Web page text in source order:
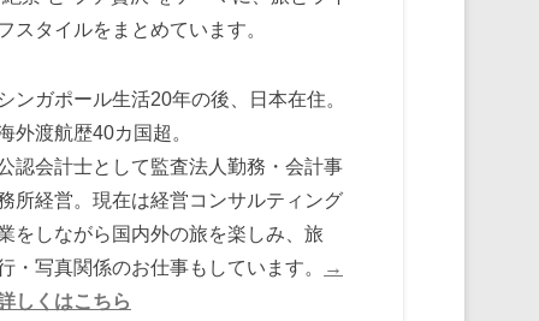
スタイルをまとめています。
ンガポール生活20年の後、日本在住。
外渡航歴40カ国超。
認会計士として監査法人勤務・会計事
所経営。現在は経営コンサルティング
をしながら国内外の旅を楽しみ、旅
・写真関係のお仕事もしています。
→
しくはこちら